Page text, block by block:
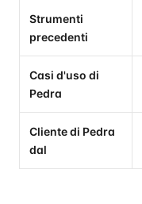
Strumenti
precedenti
Casi d'uso di
Pedra
Cliente di Pedra
dal